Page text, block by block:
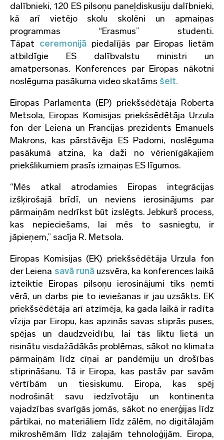
dalībnieki, 120 ES pilsoņu paneļdiskusiju dalībnieki,
kā arī vietējo skolu skolēni un apmaiņas
programmas “Erasmus” studenti.
Tāpat ceremonijā piedalījās par Eiropas lietām
atbildīgie ES dalībvalstu ministri un
amatpersonas. Konferences par Eiropas nākotni
noslēguma pasākuma video skatāms šeit.
Eiropas Parlamenta (EP) priekšsēdētāja Roberta
Metsola, Eiropas Komisijas priekšsēdētāja Urzula
fon der Leiena un Francijas prezidents Emanuels
Makrons, kas pārstāvēja ES Padomi, noslēguma
pasākumā atzina, ka daži no vērienīgākajiem
priekšlikumiem prasīs izmaiņas ES līgumos.
“Mēs atkal atrodamies Eiropas integrācijas
izšķirošajā brīdī, un neviens ierosinājums par
pārmaiņām nedrīkst būt izslēgts. Jebkurš process,
kas nepieciešams, lai mēs to sasniegtu, ir
jāpieņem,” sacīja R. Metsola.
Eiropas Komisijas (EK) priekšsēdētāja Urzula fon
der Leiena savā runāuzsvēra, ka konferences laikā
izteiktie Eiropas pilsoņu ierosinājumi tiks ņemti
vērā, un darbs pie to ieviešanas ir jau uzsākts. EK
priekšsēdētāja arī atzīmēja, ka gada laikā ir radīta
vīzija par Eiropu, kas apzinās savas stiprās puses,
spējas un daudzveidību, lai tās liktu lietā un
risinātu visdažādākās problēmas, sākot no klimata
pārmaiņām līdz cīņai ar pandēmiju un drošības
stiprināšanu. Tā ir Eiropa, kas pastāv par savām
vērtībām un tiesiskumu. Eiropa, kas spēj
nodrošināt savu iedzīvotāju un kontinenta
vajadzības svarīgās jomās, sākot no enerģijas līdz
pārtikai, no materiāliem līdz zālēm, no digitālajām
mikroshēmām līdz zaļajām tehnoloģijām. Eiropa,